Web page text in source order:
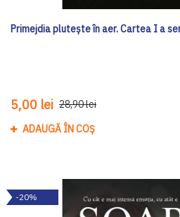
Primejdia plutește în aer. Cartea I a
5,00 lei 28,90 lei
ADAUGĂ ÎN COȘ
-20%